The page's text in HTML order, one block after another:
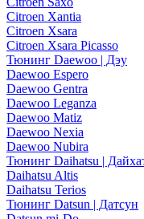
Citroen Xantia
Citroen Xsara
Citroen Xsara Picasso
Тюнинг Daewoo | Дэу
Daewoo Espero
Daewoo Gentra
Daewoo Leganza
Daewoo Matiz
Daewoo Nexia
Daewoo Nubira
Тюнинг Daihatsu |
Daihatsu Altis
Daihatsu Terios
Тюнинг Datsun | Датсун